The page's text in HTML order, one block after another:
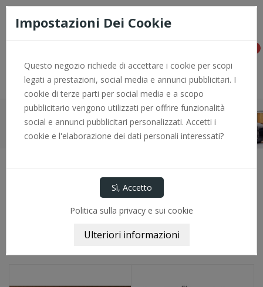
Consegna rapida e pagamenti sicuri con PayPal - per info +0966
774646
Home Marchi MINTEX
Elenco Dei Prodotti Per La Marca
Rilevanza
Impostazioni Dei Cookie
Questo negozio richiede di accettare i cookie per scopi
legati a prestazioni, social media e annunci pubblicitari. I
cookie di terze parti per social media e a scopo
pubblicitario vengono utilizzati per offrire funzionalità
social e annunci pubblicitari personalizzati. Accetti i
cookie e l'elaborazione dei dati personali interessati?
Politica sulla privacy e sui cookie